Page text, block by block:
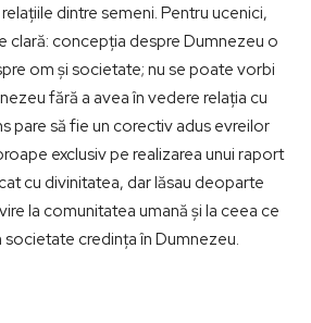
dintre semeni. Pentru ucenici,
clară: concepția despre Dumnezeu o
om și societate; nu se poate vorbi
fără a avea în vedere relația cu
pare să fie un corectiv adus evreilor
exclusiv pe realizarea unui raport
cu divinitatea, dar lăsau deoparte
la comunitatea umană și la ceea ce
societate credința în Dumnezeu.